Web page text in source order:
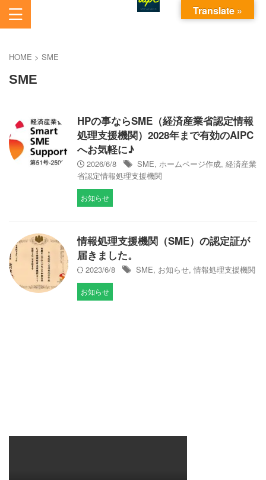
あいから始まるパソコンお悩み解決サービスです。
HOME > SME
SME
HPの事ならSME（経済産業省認定情報
処理支援機関）2028年まで有効のAIPC
へお気軽に♪
2026/6/8 SME, ホームページ作成, 経済産業
省認定情報処理支援機関
お知らせ
情報処理支援機関（SME）の認定証が
届きました。
2023/6/8 SME, お知らせ, 情報処理支援機関
お知らせ
Translate »